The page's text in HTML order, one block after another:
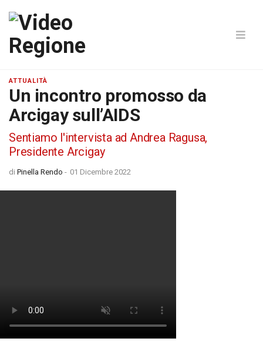
ATTUALITÀ
Un incontro promosso da
Arcigay sull’AIDS
Sentiamo l'intervista ad Andrea Ragusa,
Presidente Arcigay
di Pinella Rendo - 01 Dicembre 2022